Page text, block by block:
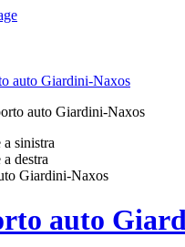
auto Giardini-Naxos
auto